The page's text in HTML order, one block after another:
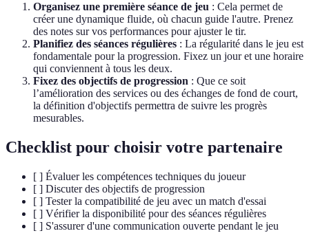
Organisez une première séance de jeu : Cela permet de
créer une dynamique fluide, où chacun guide l'autre. Prenez
des notes sur vos performances pour ajuster le tir.
Planifiez des séances régulières : La régularité dans le jeu est
fondamentale pour la progression. Fixez un jour et une horaire
qui conviennent à tous les deux.
Fixez des objectifs de progression : Que ce soit
l’amélioration des services ou des échanges de fond de court,
la définition d'objectifs permettra de suivre les progrès
mesurables.
Checklist pour choisir votre partenaire
[ ] Évaluer les compétences techniques du joueur
[ ] Discuter des objectifs de progression
[ ] Tester la compatibilité de jeu avec un match d'essai
[ ] Vérifier la disponibilité pour des séances régulières
[ ] S'assurer d'une communication ouverte pendant le jeu